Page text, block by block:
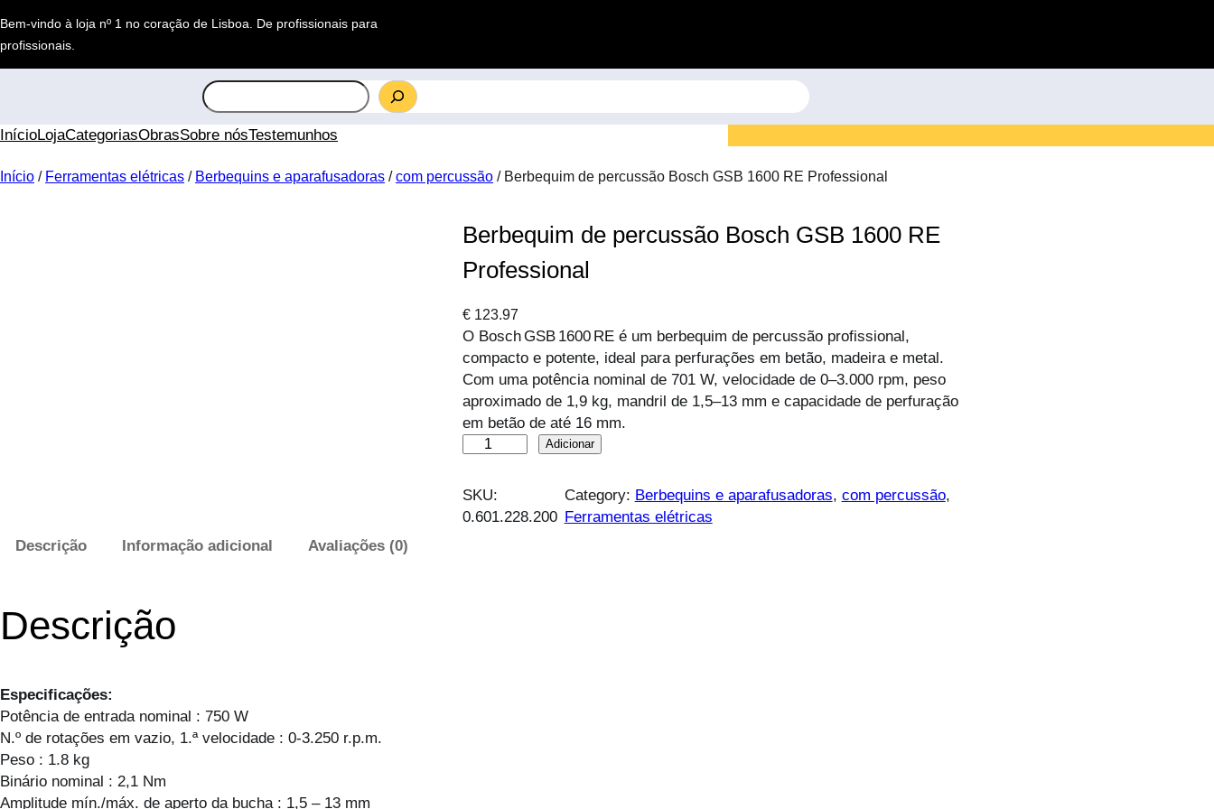
para
o
conteúdo
Bem-vindo à loja nº 1 no coração de Lisboa. De profissionais para
profissionais
S
e
a
c
InícioLojaCategoriasObrasSobre nósTestemunhos
Início / Ferramentas elétricas / Berbequins e aparafusadoras /com percussão / Berbequim de percussão Bosch GSB 1600 RE Professional
Berbequim de percussão Bosch GSB 1600 RE
Professional
€ 123.97
O Bosch GSB 1600 RE é um berbequim de percussão profissional,
compacto e potente, ideal para perfurações em betão, madeira e metal.
Com uma potência nominal de 701 W, velocidade de 0–3.000 rpm, peso
aproximado de 1,9 kg, mandril de 1,5–13 mm e capacidade de perfuração
em betão de até 16 mm.
a
n
Adicionar
SKU:
0.601.228.200
Category: Berbequins e aparafusadoras, com percussão
Ferramentas elétricas
Descrição
Informação adicional Avaliações (0)
Descrição
Especificações:
Potência de entrada nominal : 750 W
N.º de rotações em vazio, 1.ª velocidade : 0-3.250 r.p.m.
Peso : 1.8 kg
Binário nominal : 2,1 Nm
Amplitude mín./máx. de aperto da bucha : 1,5 – 13 mm